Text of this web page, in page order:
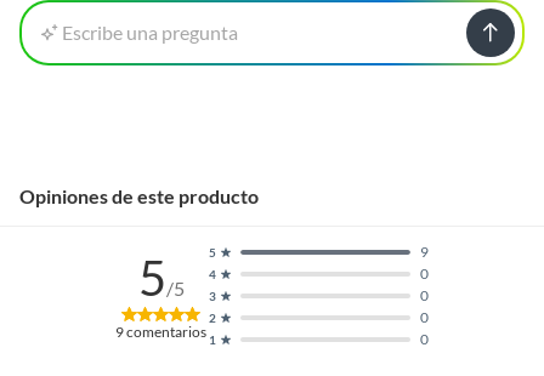
Escribe una pregunta
Opiniones de este producto
5/5
9comentarios 1 0
2 0
3 0
4 0
5 9